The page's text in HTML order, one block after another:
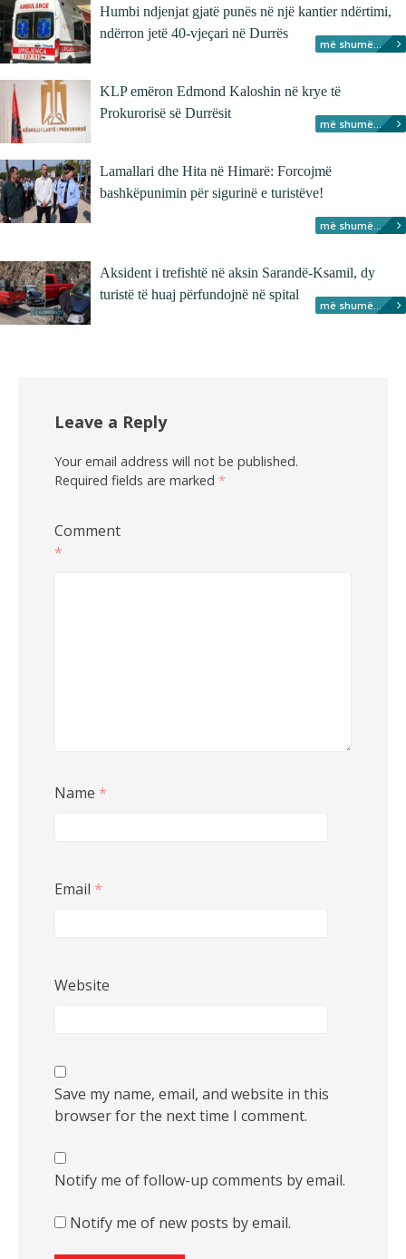
Humbi ndjenjat gjatë punës në një kantier ndërtimi,
ndërron jetë 40-vjeçari në Durrës
më shumë...
KLP emëron Edmond Kaloshin në krye të
Prokurorisë së Durrësit
më shumë...
Lamallari dhe Hita në Himarë: Forcojmë
bashkëpunimin për sigurinë e turistëve!
më shumë...
Aksident i trefishtë në aksin Sarandë-Ksamil, dy
turistë të huaj përfundojnë në spital
më shumë...
Leave a Reply
Your email address will not be published.
Required fields are marked *
Comment
*
Name *
Email *
Website
Save my name, email, and website in this
browser for the next time I comment.
Notify me of follow-up comments by email.
Notify me of new posts by email.